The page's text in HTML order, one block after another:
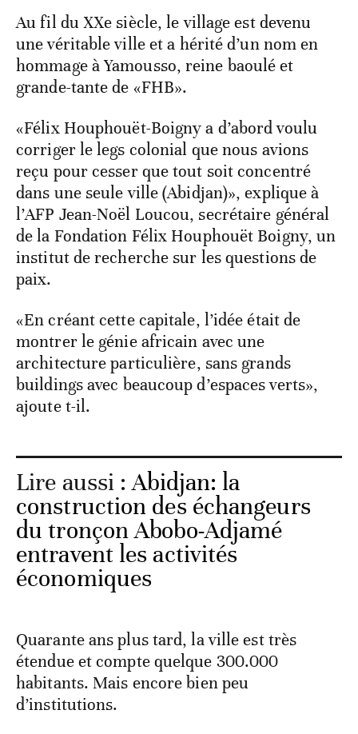
Au fil du XXe siècle, le village est devenu
une véritable ville et a hérité d’un nom en
hommage à Yamousso, reine baoulé et
grande-tante de «FHB».
«Félix Houphouët-Boigny a d’abord voulu
corriger le legs colonial que nous avions
reçu pour cesser que tout soit concentré
dans une seule ville (Abidjan)», explique à
l’AFP Jean-Noël Loucou, secrétaire général
de la Fondation Félix Houphouët Boigny, un
institut de recherche sur les questions de
paix.
«En créant cette capitale, l’idée était de
montrer le génie africain avec une
architecture particulière, sans grands
buildings avec beaucoup d’espaces verts»,
ajoute t-il.
Lire aussi :Abidjan: la
construction des échangeurs
du tronçon Abobo-Adjamé
entravent les activités
économiques
Quarante ans plus tard, la ville est très
étendue et compte quelque 300.000
habitants. Mais encore bien peu
d’institutions.